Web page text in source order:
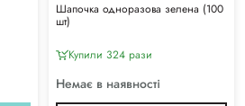
Шапочка одноразова зелена (100
шт)
Купили 324 рази
Немає в наявності